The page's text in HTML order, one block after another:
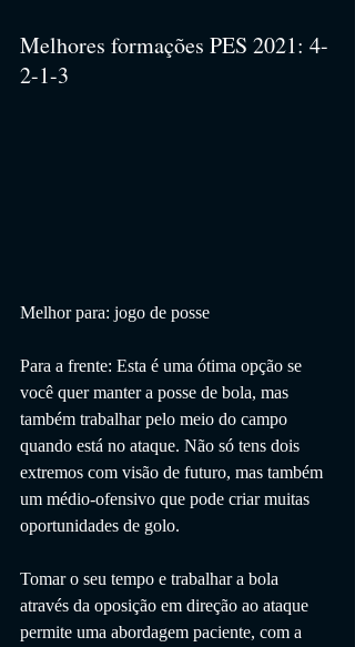
Melhores formações PES 2021: 4-
2-1-3
Melhor para: jogo de posse
Para a frente: Esta é uma ótima opção se
você quer manter a posse de bola, mas
também trabalhar pelo meio do campo
quando está no ataque. Não só tens dois
extremos com visão de futuro, mas também
um médio-ofensivo que pode criar muitas
oportunidades de golo.
Tomar o seu tempo e trabalhar a bola
através da oposição em direção ao ataque
permite uma abordagem paciente, com a